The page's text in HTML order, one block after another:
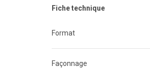
Fiche technique
Format
Façonnage